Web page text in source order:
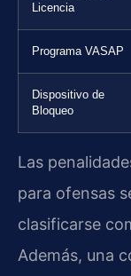
Licencia
Programa VASAP
Dispositivo de
Bloqueo
Las
para ofensas
clasificarse
Además, una